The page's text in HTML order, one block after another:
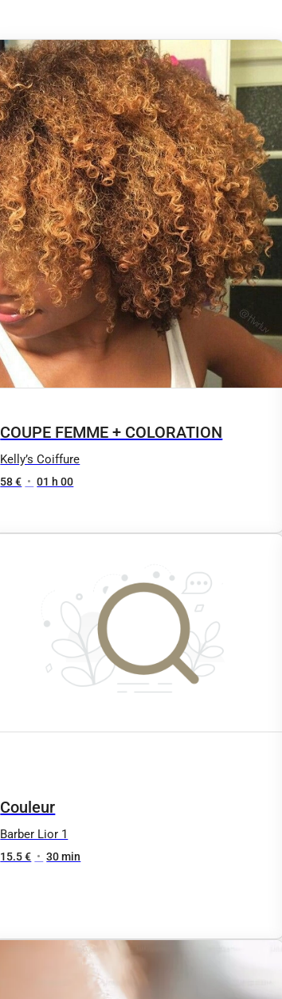
COUPE FEMME + COLORATION
Kelly’s Coiffure
58 € • 01 h 00
Couleur
Barber Lior 1
15.5 € • 30 min